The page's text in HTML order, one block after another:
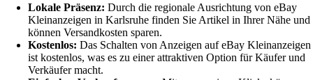
Lokale Präsenz: Durch die regionale Ausrichtung von eBay
Kleinanzeigen in Karlsruhe finden Sie Artikel in Ihrer Nähe und
können Versandkosten sparen.
Kostenlos: Das Schalten von Anzeigen auf eBay Kleinanzeigen
ist kostenlos, was es zu einer attraktiven Option für Käufer und
Verkäufer macht.